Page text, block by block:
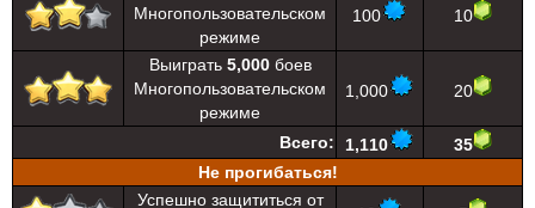
Многопользовательском
режиме
100 10
Выиграть 5,000боев
Многопользовательском
режиме
1,000 20
Всего: 1,110
35
Не прогибаться!
Успешно защититься от